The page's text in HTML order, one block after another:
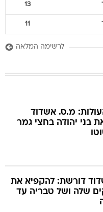
13
11
לרשימה המלאה
מ.ס. אשדוד
בני יהודה בחצי גמר
דורשת: להקפיא את
שלה ושל טבריה עד